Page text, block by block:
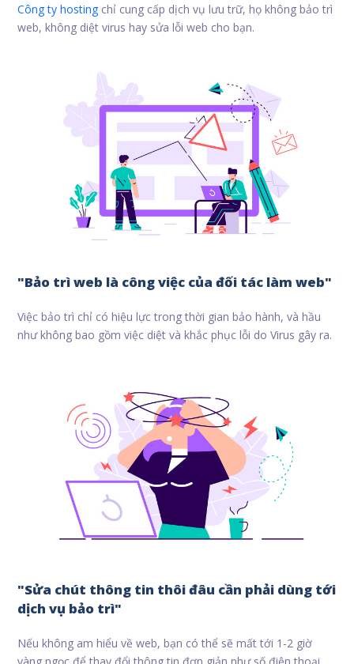
Công ty hosting chỉ cung cấp dịch vụ lưu trữ, họ không bảo trì
web, không diệt virus hay sửa lỗi web cho bạn.
"Bảo trì web là công việc của đối tác làm web"
Việc bảo trì chỉ có hiệu lực trong thời gian bảo hành, và hầu
như không bao gồm việc diệt và khắc phục lỗi do Virus gây ra.
"Sửa chút thông tin thôi đâu cần phải dùng tới
dịch vụ bảo trì"
Nếu không am hiểu về web, bạn có thể sẽ mất tới 1-2 giờ